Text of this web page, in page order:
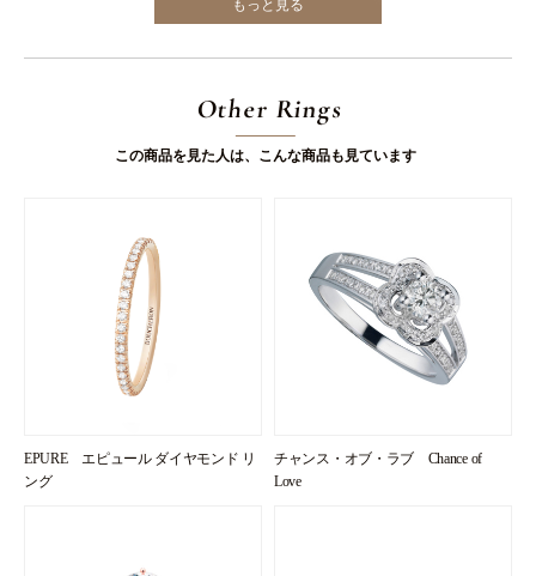
もっと見る
Other Rings
この商品を見た人は、こんな商品も見ています
EPURE エピュール ダイヤモンド リ
ング
チャンス・オブ・ラブ Chance of
Love